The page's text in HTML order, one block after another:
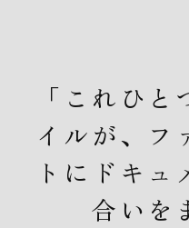
「これひ
イルが、フ
トにドキ
合いを